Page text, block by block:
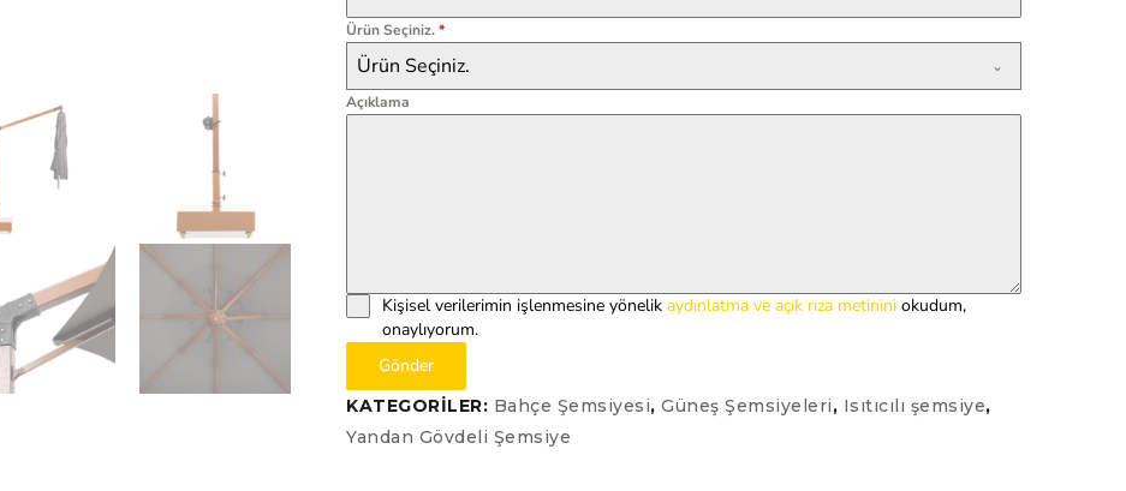
Ürün Seçiniz.*
Ürün Seçiniz.
Açıklama
Kişisel verilerimin işlenmesine yönelik aydınlatma ve açık rıza metinini okudum,
onaylıyorum.
Gönder
KATEGORILER: Bahçe Şemsiyesi,Güneş Şemsiyeleri, Isıtıcılı şemsiye,
Yandan Gövdeli Şemsiye